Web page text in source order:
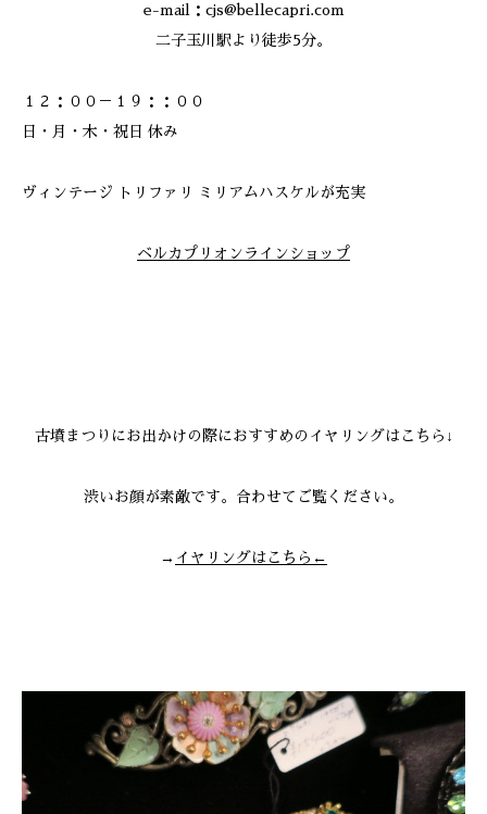
e-mail：cjs@bellecapri.com
二子玉川駅より徒歩5分。
１２：００－１９：：００
日・月・木・祝日 休み
ヴィンテージ トリファリ ミリアムハスケルが充実
ベルカプリオンラインショップ
古墳まつりにお出かけの際におすすめのイヤリングはこちら↓
渋いお顔が素敵です。合わせてご覧ください。
→ イヤリングはこちら←